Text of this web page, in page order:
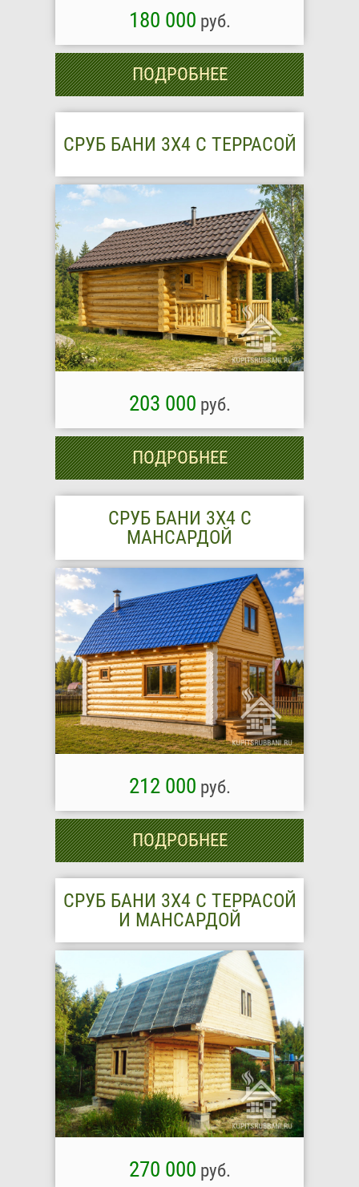
180 000 руб.
ПОДРОБНЕЕ
СРУБ БАНИ 3Х4 С ТЕРРАСОЙ
203 000 руб.
ПОДРОБНЕЕ
СРУБ БАНИ 3Х4 С
МАНСАРДОЙ
212 000 руб.
ПОДРОБНЕЕ
СРУБ БАНИ 3Х4 С ТЕРРАСОЙ
И МАНСАРДОЙ
270 000 руб.